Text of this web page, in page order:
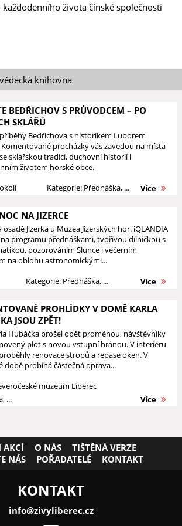
života čínské společnosti
knihovna
BEDŘICHOV S PRŮVODCEM – PO
SKLÁŘŮ
Bedřichova s historikem Luborem
Komentované procházky vás zavedou na místa
sklářskou tradicí, duchovní historií i
životem horské obce.
Kategorie: Přednáška, ... Více
NA JIZERCE
osadě Jizerka u Muzea Jizerských hor. iQLANDIA
programu přednáškami, tvořivou dílničkou s
pozorováním Slunce i večerním
na oblohu astronomickými...
Kategorie: Přednáška, ... Více
PROHLÍDKY V DOMĚ KARLA
JSOU ZPĚT!
Hubáčka prošel opět proměnou, návštěvníky
plot s novou vstupní bránou. V interiéru
renovace stropů a repase oken. V
době probíhá částečná oprava...
muzeum Liberec
...
Více
AKCÍ O NÁS
TIŠTĚNÁ VERZE
NÁS
POŘADATELÉ KONTAKT
KONTAKT
info@zivyliberec.cz